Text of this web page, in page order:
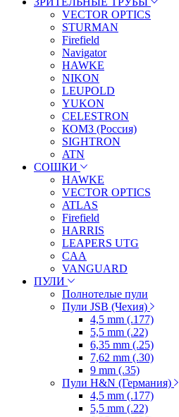
VECTOR OPTICS
STURMAN
Firefield
Navigator
HAWKE
NIKON
LEUPOLD
YUKON
CELESTRON
КОМЗ (Россия)
SIGHTRON
ATN
СОШКИ
HAWKE
VECTOR OPTICS
ATLAS
Firefield
HARRIS
LEAPERS UTG
CAA
VANGUARD
ПУЛИ
Полнотелые пули
Пули JSB (Чехия)
4,5 mm (.177)
5,5 mm (.22)
6,35 mm (.25)
7,62 mm (.30)
9 mm (.35)
Пули H&N (Германия)
4,5 mm (.177)
5,5 mm (.22)